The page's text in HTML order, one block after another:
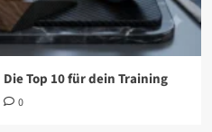
Top 10 für dein Training
0